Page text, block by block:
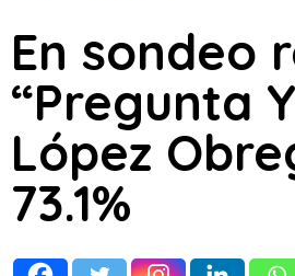
En sondeo
“Pregunta
López
73.1%